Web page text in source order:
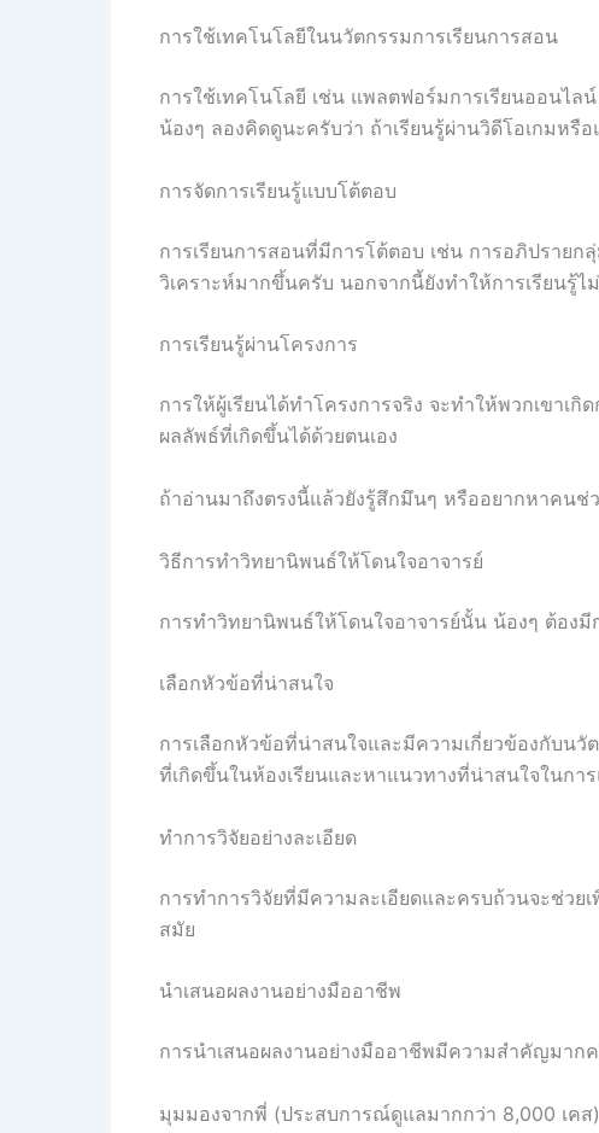
การใช้เทคโนโลยีในนวัตกรรมการเรียนการสอน
การใช้เทคโนโลยี เช่น แพลตฟอร์มการเรียนออนไ
น้องๆ ลองคิดดูนะครับว่า ถ้าเรียนรู้ผ่านวิดีโอเกมหรื
การจัดการเรียนรู้แบบโต้ตอบ
การเรียนการสอนที่มีการโต้ตอบ เช่น การอภิปราย
วิเคราะห์มากขึ้นครับ นอกจากนี้ยังทำให้การเรียนรู้ไ
การเรียนรู้ผ่านโครงการ
การให้ผู้เรียนได้ทำโครงการจริง จะทำให้พวกเขาเ
ผลลัพธ์ที่เกิดขึ้นได้ด้วยตนเอง
ถ้าอ่านมาถึงตรงนี้แล้วยังรู้สึกมึนๆ หรืออยากหาคนช่
วิธีการทำวิทยานิพนธ์ให้โดนใจอาจารย์
การทำวิทยานิพนธ์ให้โดนใจอาจารย์นั้น น้องๆ ต้อง
เลือกหัวข้อที่น่าสนใจ
การเลือกหัวข้อที่น่าสนใจและมีความเกี่ยวข้องกับน
ที่เกิดขึ้นในห้องเรียนและหาแนวทางที่น่าสนใจในกา
ทำการวิจัยอย่างละเอียด
การทำการวิจัยที่มีความละเอียดและครบถ้วนจะช่ว
สมัย
นำเสนอผลงานอย่างมืออาชีพ
การนำเสนอผลงานอย่างมืออาชีพมีความสำคัญมาก
มุมมองจากพี่ (ประสบการณ์ดูแลมากกว่า 8,000 เคส)